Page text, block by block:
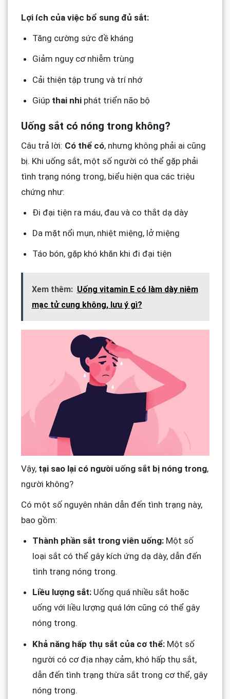
Lợi ích của việc bổ sung đủ sắt:
Tăng cường sức đề kháng
Giảm nguy cơ nhiễm trùng
Cải thiện tập trung và trí nhớ
Giúp thai nhiphát triển não bộ
Uống sắt có nóng trong không?
Câu trả lời: Có thể có, nhưng không phải ai cũng
bị. Khi uống sắt, một số người có thể gặp phải
tình trạng nóng trong, biểu hiện qua các triệu
chứng như:
Đi đại tiện ra máu, đau và co thắt dạ dày
Da mặt nổi mụn, nhiệt miệng, lở miệng
Táo bón, gặp khó khăn khi đi đại tiện
Xem thêm: Uống vitamin E có làm dày niêm
mạc tử cung không, lưu ý gì?
Vậy, tại sao lại có người uống sắt bị nóng trong,
người không?
Có một số nguyên nhân dẫn đến tình trạng này,
bao gồm:
Thành phần sắt trong viên uống:Một số
loại sắt có thể gây kích ứng dạ dày, dẫn đến
tình trạng nóng trong.
Liều lượng sắt:Uống quá nhiều sắt hoặc
uống với liều lượng quá lớn cũng có thể gây
nóng trong.
Khả năng hấp thụ sắt của cơ thể:Một số
người có cơ địa nhạy cảm, khó hấp thụ sắt,
dẫn đến tình trạng thừa sắt trong cơ thể, gây
nóng trong.